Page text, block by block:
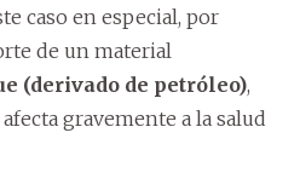
caso en especial, por
de un material
(derivado de petróleo),
gravemente a la salud